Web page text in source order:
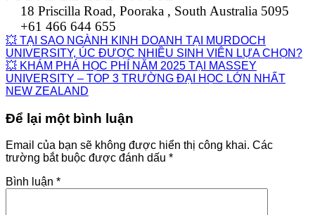
18 Priscilla Road, Pooraka , South Australia 5095
+61 466 644 655
💥 TẠI SAO NGÀNH KINH DOANH TẠI MURDOCH
UNIVERSITY, ÚC ĐƯỢC NHIỀU SINH VIÊN LỰA CHỌN?
💥 KHÁM PHÁ HỌC PHÍ NĂM 2025 TẠI MASSEY
UNIVERSITY – TOP 3 TRƯỜNG ĐẠI HỌC LỚN NHẤT
NEW ZEALAND
Để lại một bình luận
Email của bạn sẽ không được hiển thị công khai. Các
trường bắt buộc được đánh dấu *
Bình luận *